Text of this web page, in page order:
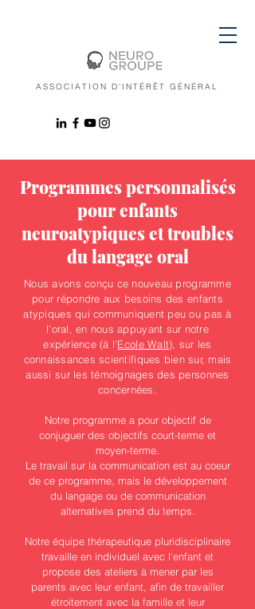
ASSOCIATION D'INTÉRÊT GÉNÉRAL
Programmes personnalisés
pour enfants
neuroatypiques et troubles
du langage oral
Nous avons conçu ce nouveau programme
pour répondre aux besoins des enfants
atypiques qui communiquent peu ou pas à
l'oral, en nous appuyant sur notre
expérience (à l'Ecole Walt), sur les
connaissances scientifiques bien sur, mais
aussi sur les témoignages des personnes
concernées.
Notre programme a pour objectif de
conjuguer des objectifs court-terme et
moyen-terme.
Le travail sur la communication est au coeur
de ce programme, mais le développement
du langage ou de communication
alternatives prend du temps.
Notre équipe thérapeutique pluridisciplinaire
travaille en individuel avec l'enfant et
propose des ateliers à mener par les
parents avec leur enfant, afin de travailler
étroitement avec la famille et leur